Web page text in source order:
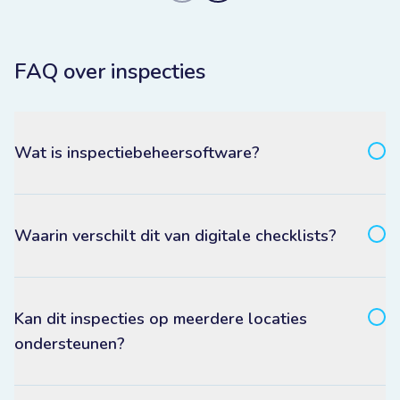
FAQ over inspecties
Wat is inspectiebeheersoftware?
Waarin verschilt dit van digitale checklists?
Kan dit inspecties op meerdere locaties
ondersteunen?